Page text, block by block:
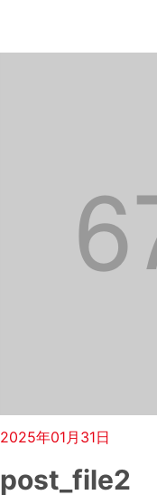
2025年01月31日
post_file2